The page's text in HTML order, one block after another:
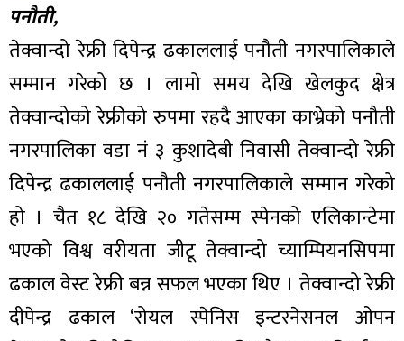
पनौती,
तेक्वान्दो रेफ्री दिपेन्द्र ढकाललाई पनौती नगरपालिकाले
सम्मान गरेको छ । लामो समय देखि खेलकुद क्षेत्र
तेक्वान्दोको रेफ्रीको रुपमा रहदै आएका काभ्रेको पनौती
नगरपालिका वडा नं ३ कुशादेबी निवासी तेक्वान्दो रेफ्री
दिपेन्द्र ढकाललाई पनौती नगरपालिकाले सम्मान गरेको
हो । चैत १८ देखि २० गतेसम्म स्पेनको एलिकान्टेमा
भएको विश्व वरीयता जीटू तेक्वान्दो च्याम्पियनसिपमा
ढकाल वेस्ट रेफ्री बन्न सफल भएका थिए । तेक्वान्दो रेफ्री
दीपेन्द्र ढकाल ‘रोयल स्पेनिस इन्टरनेसनल ओपन